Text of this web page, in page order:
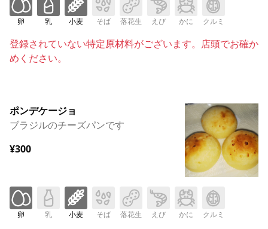
卵 乳 小麦 そば 落花生 えび かに クルミ
登録されていない特定原材料がございます。店頭でお確か
めください。
ポンデケージョ
ブラジルのチーズパンです
¥300
卵 乳 小麦 そば 落花生 えび かに クルミ